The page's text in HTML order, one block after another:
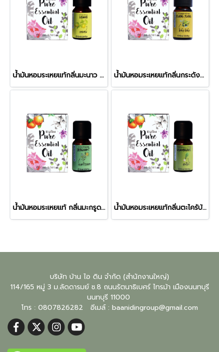
น้ำมันหอมระเหยแท้กลิ่นมะนาว (Lemon) น้ำมันหอมระเหยแท้กลิ่นกระดังงา (Ylang Ylang)
น้ำมันหอมระเหยแท้ กลิ่นมะกรูดฝรั่ง (Bergamot) น้ำมันหอมระเหยแท้กลิ่นตะไคร้บ้าน (Lemongrass)
บริษัท บ้าน ไอ ดิน จำกัด (สำนักงานใหญ่)
114/165 หมู่ 3 ม.ลัดดารมย์ ซ.8 ถนนรัตนาธิเบศร์ ไทรม้า เมืองนนทบุรี
นนทบุรี 11000
โทร : 0807826282 อีเมล์ : baanidingroup@gmail.com